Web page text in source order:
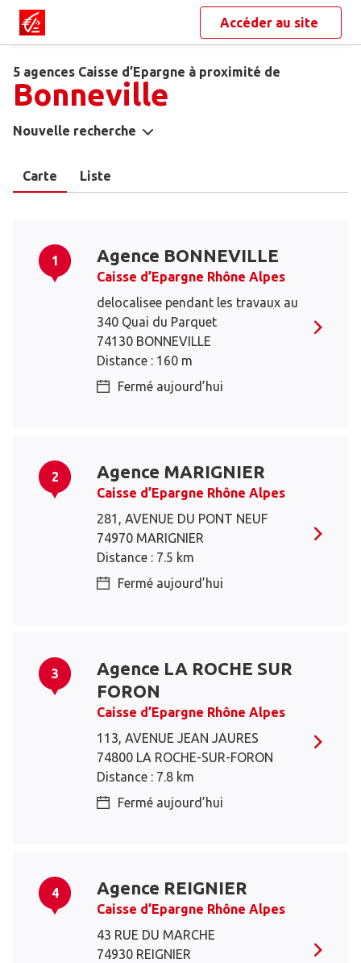
Accéder au site
5 agences Caisse d’Epargne à proximité de
Bonneville
Nouvelle recherche
Carte Liste
1 Agence BONNEVILLE
Caisse d’Epargne Rhône Alpes
delocalisee pendant les travaux au
340 Quai du Parquet
74130 BONNEVILLE
Distance : 160 m
Fermé aujourd’hui
2 Agence MARIGNIER
Caisse d’Epargne Rhône Alpes
281, AVENUE DU PONT NEUF
74970 MARIGNIER
Distance : 7.5 km
Fermé aujourd’hui
3
Agence LA ROCHE SUR
FORON
Caisse d’Epargne Rhône Alpes
113, AVENUE JEAN JAURES
74800 LA ROCHE-SUR-FORON
Distance : 7.8 km
Fermé aujourd’hui
4 Agence REIGNIER
Caisse d’Epargne Rhône Alpes
43 RUE DU MARCHE
74930 REIGNIER